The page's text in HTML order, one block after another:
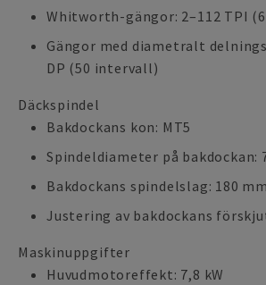
Whitworth-gängor: 2–112 TPI
Gängor med diametralt
DP (50 intervall)
Däckspindel
Bakdockans kon: MT5
Spindeldiameter på bakdockan:
Bakdockans spindelslag: 180 mm
Justering av bakdockans
Maskinuppgifter
Huvudmotoreffekt: 7,8 kW